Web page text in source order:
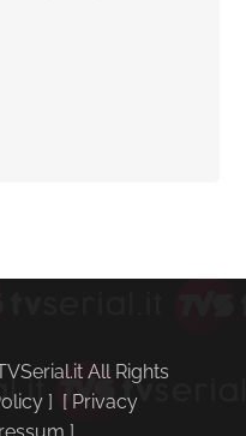
All Rights
] [ Privacy